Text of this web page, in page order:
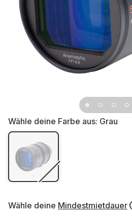
Wähle deine Farbe aus: Grau
Wähle deine Mindestmietdauer